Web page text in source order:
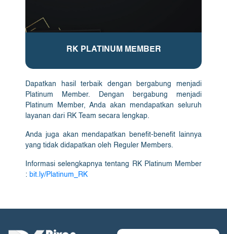
RK PLATINUM MEMBER
Dapatkan hasil terbaik dengan bergabung menjadi
Platinum Member. Dengan bergabung menjadi
Platinum Member, Anda akan mendapatkan seluruh
layanan dari RK Team secara lengkap.
Anda juga akan mendapatkan benefit-benefit lainnya
yang tidak didapatkan oleh Reguler Members.
Informasi selengkapnya tentang RK Platinum Member
: bit.ly/Platinum_RK